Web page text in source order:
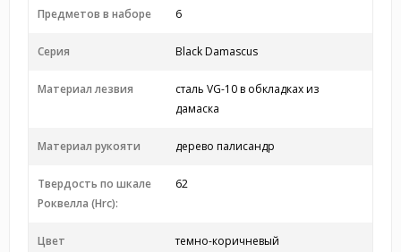
Предметов в наборе 6
Серия Black Damascus
Материал лезвия
сталь VG-10 в обкладках из
дамаска
Материал рукояти дерево палисандр
Твердость по шкале
Роквелла (Hrc):
62
Цвет темно-коричневый